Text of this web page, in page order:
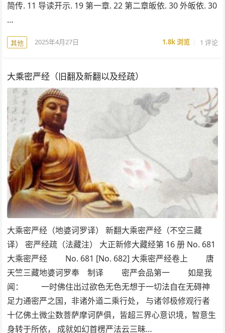
简传. 11 导读开示. 19 第一章. 22 第二章皈依. 30 外皈依. 30
…
其他 2025年4月27日 1.8k浏览 1 评论
大乘密严经（旧翻及新翻以及经疏）
大乘密严经（地婆诃罗译） 新翻大乘密严经（不空三藏
译） 密严经疏（法藏注） 大正新修大藏经第 16 册 No. 681
大乘密严经 No. 681 [No. 682] 大乘密严经卷上 唐
天竺三藏地婆诃罗奉 制译 密严会品第一 如是我
闻： 一时佛住出过欲色无色无想于一切法自在无碍神
足力通密严之国，非诸外道二乘行处， 与诸邻极修观行者
十亿佛土微尘数菩萨摩诃萨俱，皆超三界心意识境，智意生
身转于所依， 成就如幻首楞严法云三昧…